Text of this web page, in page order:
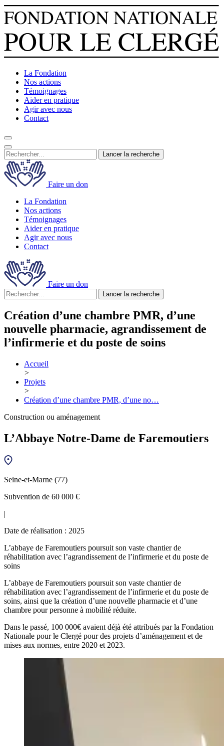
La Fondation
Nos actions
Témoignages
Aider en pratique
Agir avec nous
Contact
Lancer la recherche
Faire un don
La Fondation
Nos actions
Témoignages
Aider en pratique
Agir avec nous
Contact
Faire un don
Lancer la recherche
Création d’une chambre PMR, d’une
nouvelle pharmacie, agrandissement de
l’infirmerie et du poste de soins
Accueil
>
Projets
>
Création d’une chambre PMR, d’une no…
Construction ou aménagement
L’Abbaye Notre-Dame de Faremoutiers
Seine-et-Marne (77)
Subvention de 60 000 €
|
Date de réalisation : 2025
L’abbaye de Faremoutiers poursuit son vaste chantier de
réhabilitation avec l’agrandissement de l’infirmerie et du poste de
soins
L’abbaye de Faremoutiers poursuit son vaste chantier de
réhabilitation avec l’agrandissement de l’infirmerie et du poste de
soins, ainsi que la création d’une nouvelle pharmacie et d’une
chambre pour personne à mobilité réduite.
Dans le passé, 100 000€ avaient déjà été attribués par la Fondation
Nationale pour le Clergé pour des projets d’aménagement et de
mises aux normes, entre 2020 et 2023.